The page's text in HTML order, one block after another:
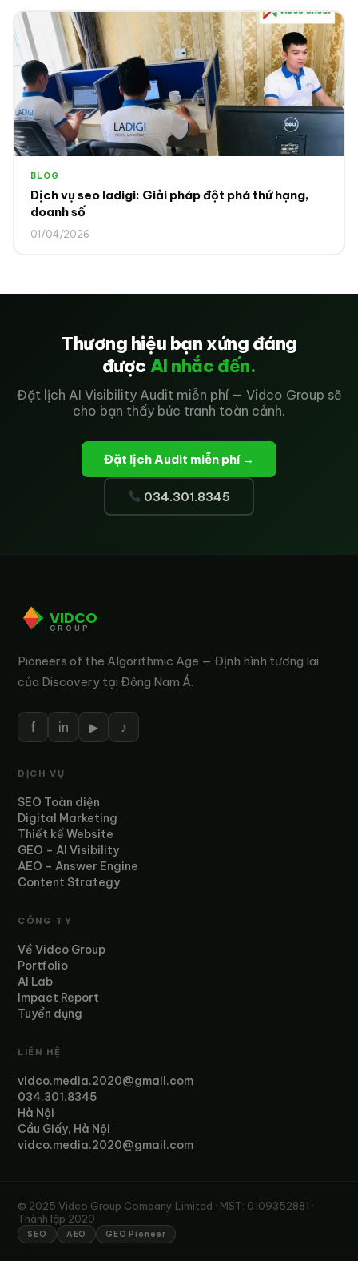
BLOG
Dịch vụ seo ladigi: Giải pháp đột phá thứ hạng,
doanh số
01/04/2026
Thương hiệu bạn xứng đáng
được AI nhắc đến.
Đặt lịch AI Visibility Audit miễn phí — Vidco Group sẽ
cho bạn thấy bức tranh toàn cảnh.
Đặt lịch Audit miễn phí →
034.301.8345
VIDCO
GROUP
Pioneers of the Algorithmic Age — Định hình tương lai
của Discovery tại Đông Nam Á.
f in ▶ ♪
DỊCH VỤ
SEO Toàn diện
Digital Marketing
Thiết kế Website
GEO – AI Visibility
AEO – Answer Engine
Content Strategy
CÔNG TY
Về Vidco Group
Portfolio
AI Lab
Impact Report
Tuyển dụng
LIÊN HỆ
vidco.media.2020@gmail.com
034.301.8345
Hà Nội
Cầu Giấy, Hà Nội
vidco.media.2020@gmail.com
© 2025 Vidco Group Company Limited · MST: 0109352881 ·
Thành lập 2020
SEO AEO GEO Pioneer